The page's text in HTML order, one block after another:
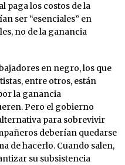
paga los costos de la
ser “esenciales” en
no de la ganancia
en negro, los que
entre otros, están
la ganancia
Pero el gobierno
para sobrevivir
deberían quedarse
de hacerlo. Cuando salen,
su subsistencia